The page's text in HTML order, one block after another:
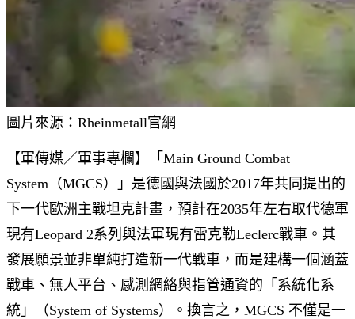
圖片來源：Rheinmetall官網
【軍傳媒／軍事專欄】「Main Ground Combat
System（MGCS）」是德國與法國於2017年共同提出的
下一代歐洲主戰坦克計畫，預計在2035年左右取代德軍
現有Leopard 2系列與法軍現有雷克勒Leclerc戰車。其
發展願景並非單純打造新一代戰車，而是建構一個涵蓋
戰車、無人平台、感測網絡與指管通資的「系統化系
統」（System of Systems）。換言之，MGCS 不僅是一